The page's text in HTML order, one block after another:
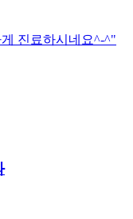
진료하시네요^-^"